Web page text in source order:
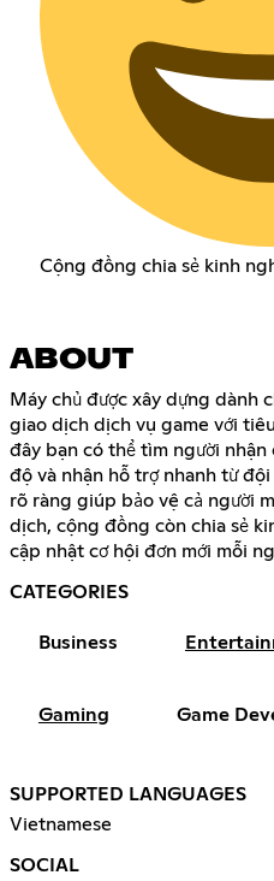
Cộng đồng chia sẻ kinh
ABOUT
Máy chủ được xây dựng dành
giao dịch dịch vụ game với
đây bạn có thể tìm người
độ và nhận hỗ trợ nhanh từ
rõ ràng giúp bảo vệ cả người
dịch, cộng đồng còn chia sẻ
cập nhật cơ hội đơn mới mỗi
CATEGORIES
Business
Gaming Game
SUPPORTED LANGUAGES
Vietnamese
SOCIAL